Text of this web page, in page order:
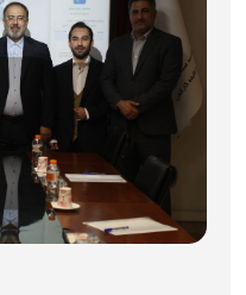
میزخدمت
چندرسانه‌ای
شرکت‌ها
آمار و اطلاعات